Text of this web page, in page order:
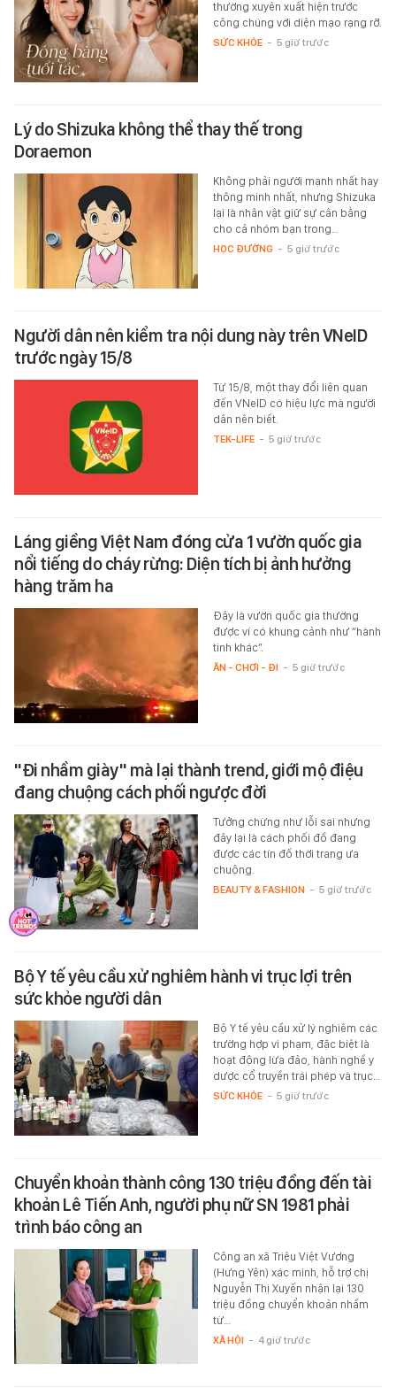
thường xuyên xuất hiện trước
công chúng với diện mạo rạng rỡ.
SỨC KHỎE - 5 giờ trước
Lý do Shizuka không thể thay thế trong
Doraemon
Không phải người mạnh nhất hay
thông minh nhất, nhưng Shizuka
lại là nhân vật giữ sự cân bằng
cho cả nhóm bạn trong…
HỌC ĐƯỜNG - 5 giờ trước
Người dân nên kiểm tra nội dung này trên VNeID
trước ngày 15/8
Từ 15/8, một thay đổi liên quan
đến VNeID có hiệu lực mà người
dân nên biết.
TEK-LIFE - 5 giờ trước
Láng giềng Việt Nam đóng cửa 1 vườn quốc gia
nổi tiếng do cháy rừng: Diện tích bị ảnh hưởng
hàng trăm ha
Đây là vườn quốc gia thường
được ví có khung cảnh như “hành
tinh khác”.
ĂN - CHƠI - ĐI - 5 giờ trước
"Đi nhầm giày" mà lại thành trend, giới mộ điệu
đang chuộng cách phối ngược đời
Tưởng chừng như lỗi sai nhưng
đây lại là cách phối đồ đang
được các tín đồ thời trang ưa
chuộng.
BEAUTY & FASHION - 5 giờ trước
Bộ Y tế yêu cầu xử nghiêm hành vi trục lợi trên
sức khỏe người dân
Bộ Y tế yêu cầu xử lý nghiêm các
trường hợp vi phạm, đặc biệt là
hoạt động lừa đảo, hành nghề y
dược cổ truyền trái phép và trục…
SỨC KHỎE - 5 giờ trước
Chuyển khoản thành công 130 triệu đồng đến tài
khoản Lê Tiến Anh, người phụ nữ SN 1981 phải
trình báo công an
Công an xã Triệu Việt Vương
(Hưng Yên) xác minh, hỗ trợ chị
Nguyễn Thị Xuyến nhận lại 130
triệu đồng chuyển khoản nhầm
từ…
XÃ HỘI - 4 giờ trước